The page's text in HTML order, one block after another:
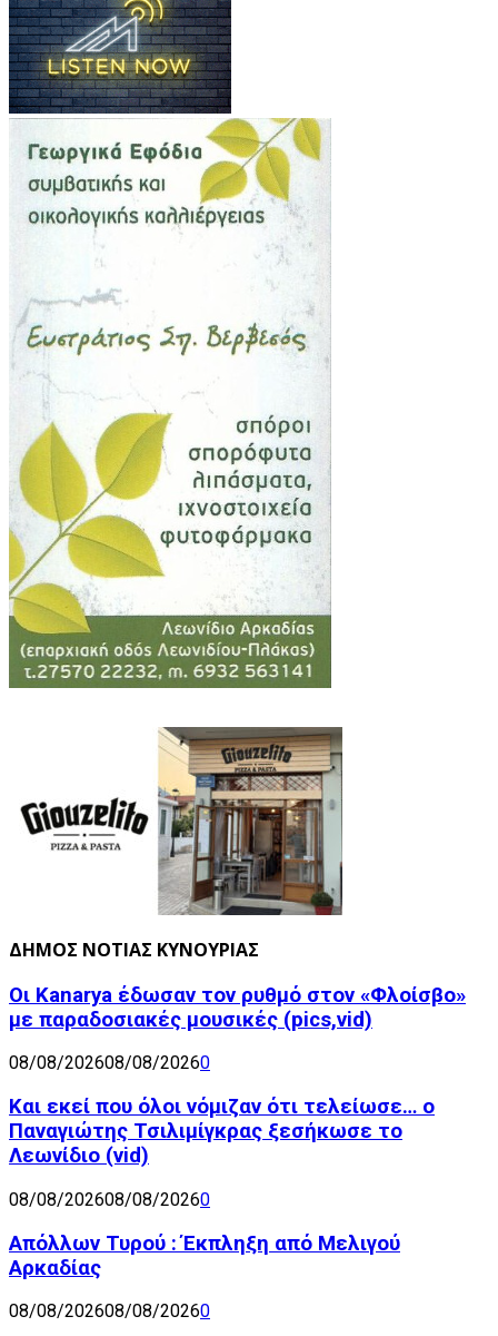
ΔΗΜΟΣ ΝΟΤΙΑΣ ΚΥΝΟΥΡΙΑΣ
Οι Kanarya έδωσαν τον ρυθμό στον «Φλοίσβο»
με παραδοσιακές μουσικές (pics,vid)
08/08/202608/08/20260
Και εκεί που όλοι νόμιζαν ότι τελείωσε… ο
Παναγιώτης Τσιλιμίγκρας ξεσήκωσε το
Λεωνίδιο (vid)
08/08/202608/08/20260
Απόλλων Τυρού : Έκπληξη από Μελιγού
Αρκαδίας
08/08/202608/08/20260